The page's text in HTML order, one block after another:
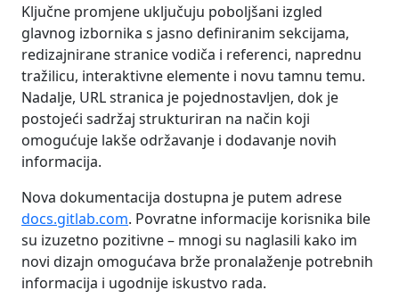
Ključne promjene uključuju poboljšani izgled
glavnog izbornika s jasno definiranim sekcijama,
redizajnirane stranice vodiča i referenci, naprednu
tražilicu, interaktivne elemente i novu tamnu temu.
Nadalje, URL stranica je pojednostavljen, dok je
postojeći sadržaj strukturiran na način koji
omogućuje lakše održavanje i dodavanje novih
informacija.
Nova dokumentacija dostupna je putem adrese
docs.gitlab.com. Povratne informacije korisnika bile
su izuzetno pozitivne – mnogi su naglasili kako im
novi dizajn omogućava brže pronalaženje potrebnih
informacija i ugodnije iskustvo rada.